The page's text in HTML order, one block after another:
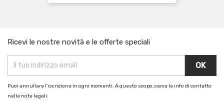
Ricevi le nostre novità e le offerte speciali
Puoi annullare l'iscrizione in ogni momenti. A questo scopo, cerca le info di contatto
nelle note legali.